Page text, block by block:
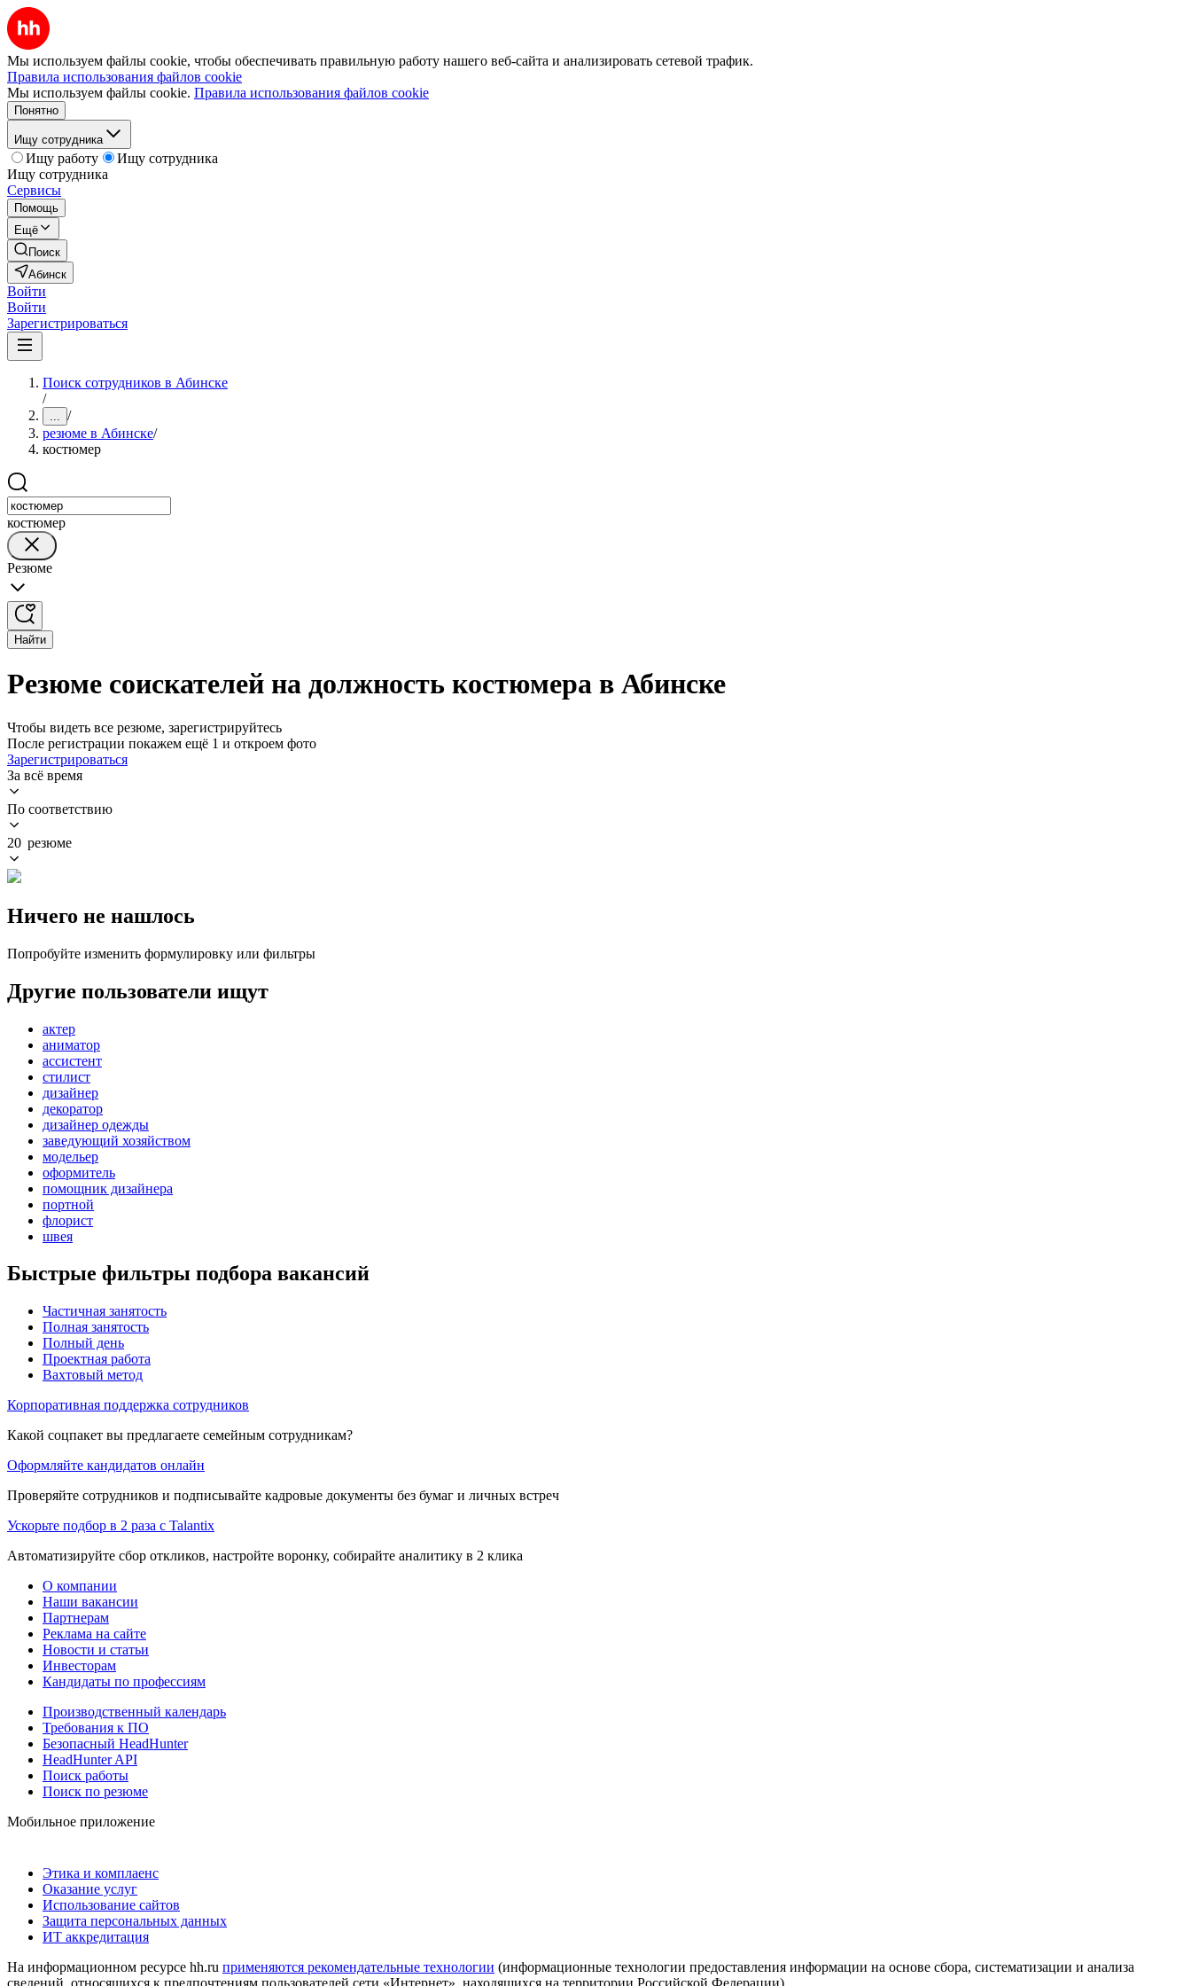
Мы используем файлы cookie, чтобы обеспечивать правильную работу нашего веб-сайта и анализировать сетевой трафик.
Правила использования файлов cookie
Мы используем файлы cookie. Правила использования файлов cookie
Понятно
Ищу сотрудника
Ищу работу
Ищу сотрудника
Ищу сотрудника
Сервисы
Помощь
Ещё
Поиск
Абинск
Войти
Войти
Зарегистрироваться
Поиск сотрудников в Абинске
/
... /
резюме в Абинске/
костюмер
костюмер
Резюме
Найти
Резюме соискателей на должность костюмера в Абинске
Чтобы видеть все резюме, зарегистрируйтесь
После регистрации покажем ещё 1 и откроем фото
Зарегистрироваться
За всё время
По соответствию
20 резюме
Ничего не нашлось
Попробуйте изменить формулировку или фильтры
Другие пользователи ищут
актер
аниматор
ассистент
стилист
дизайнер
декоратор
дизайнер одежды
заведующий хозяйством
модельер
оформитель
помощник дизайнера
портной
флорист
швея
Быстрые фильтры подбора вакансий
Частичная занятость
Полная занятость
Полный день
Проектная работа
Вахтовый метод
Корпоративная поддержка сотрудников
Какой соцпакет вы предлагаете семейным сотрудникам?
Оформляйте кандидатов онлайн
Проверяйте сотрудников и подписывайте кадровые документы без бумаг и личных встреч
Ускорьте подбор в 2 раза с Talantix
Автоматизируйте сбор откликов, настройте воронку, собирайте аналитику в 2 клика
О компании
Наши вакансии
Партнерам
Реклама на сайте
Новости и статьи
Инвесторам
Кандидаты по профессиям
Производственный календарь
Требования к ПО
Безопасный HeadHunter
HeadHunter API
Поиск работы
Поиск по резюме
Мобильное приложение
Этика и комплаенс
Оказание услуг
Использование сайтов
Защита персональных данных
ИТ аккредитация
На информационном ресурсе hh.ru применяются рекомендательные технологии (информационные технологии предоставления информации на основе сбора, систематизации и анализа